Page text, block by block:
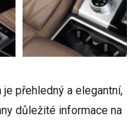
přehledný a elegantní,
důležité informace na